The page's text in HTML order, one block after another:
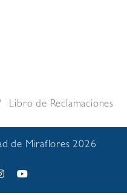
Libro de Reclamaciones
de Miraflores 2026